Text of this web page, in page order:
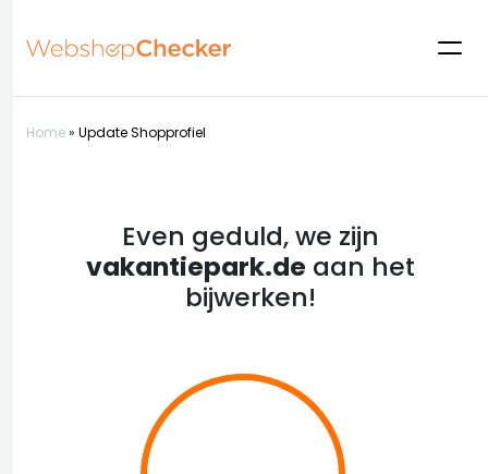
Home» Update Shopprofiel
Even geduld, we zijn
vakantiepark.de aan het
bijwerken!